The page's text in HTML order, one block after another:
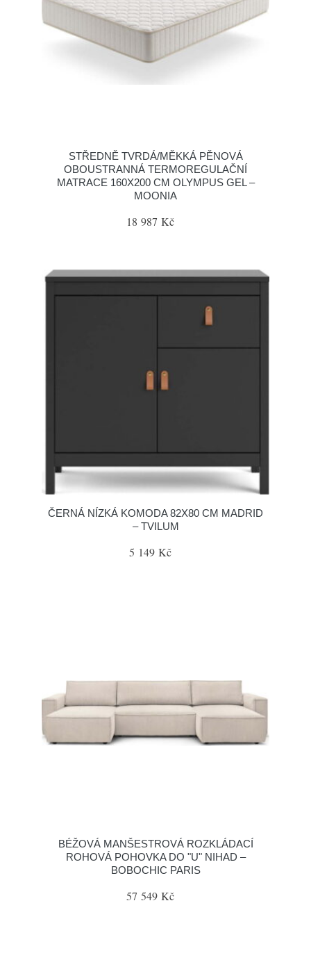
STŘEDNĚ TVRDÁ/MĚKKÁ PĚNOVÁ
OBOUSTRANNÁ TERMOREGULAČNÍ
MATRACE 160X200 CM OLYMPUS GEL –
MOONIA
18 987 Kč
ČERNÁ NÍZKÁ KOMODA 82X80 CM MADRID
– TVILUM
5 149 Kč
BÉŽOVÁ MANŠESTROVÁ ROZKLÁDACÍ
ROHOVÁ POHOVKA DO "U" NIHAD –
BOBOCHIC PARIS
57 549 Kč